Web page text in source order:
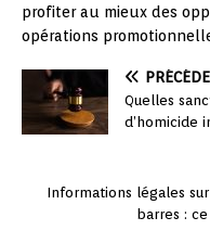
profiter au mieux des
opérations
Quelles
d’homicide
Informations légales
barres :